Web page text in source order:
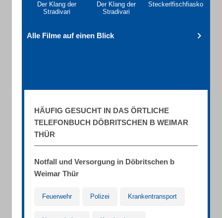
Der Klang der
Stradivari
Der Klang der
Stradivari
Steckerlfischfiasko
Alle Filme auf einen Blick
HÄUFIG GESUCHT IN DAS ÖRTLICHE
TELEFONBUCH DÖBRITSCHEN B WEIMAR
THÜR
Notfall und Versorgung in Döbritschen b
Weimar Thür
Feuerwehr Polizei Krankentransport